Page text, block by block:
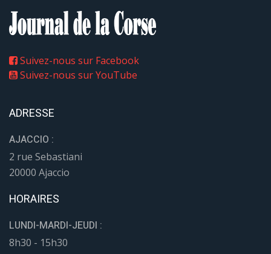
Suivez-nous sur Facebook
Suivez-nous sur YouTube
ADRESSE
AJACCIO :
2 rue Sebastiani
20000 Ajaccio
HORAIRES
LUNDI-MARDI-JEUDI :
8h30 - 15h30